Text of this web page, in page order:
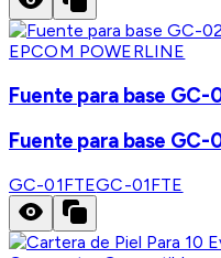
EPCOM POWERLINE
Fuente para base
Fuente para base
GC-01FTEGC-01FTE